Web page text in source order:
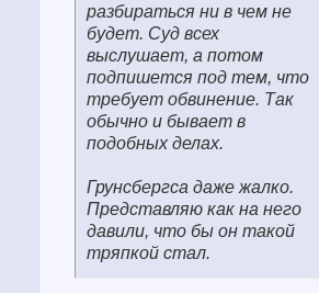
разбираться ни в чем не
будет. Суд всех
выслушает, а потом
подпишется под тем, что
требует обвинение. Так
обычно и бывает в
подобных делах.
Грунсбергса даже жалко.
Представляю как на него
давили, что бы он такой
тряпкой стал.